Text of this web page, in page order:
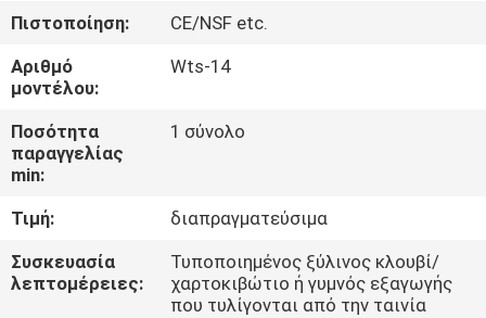
ΓΎΡΟΣ
ΕΡΓΟΣΤΑΣΊΩΝ
ΠΟΙΟΤΙΚΌΣ
ΈΛΕΓΧΟΣ
ΜΑΣ
ΕΛΆΤΕ
Πιστοποίηση:
CE/NSF etc.
Αριθμό
μοντέλου:
Wts-14
Ποσότητα
παραγγελίας
min:
1 σύνολο
Τιμή:
διαπραγματεύσιμα
Συσκευασία
λεπτομέρειες:
Τυποποιημένος ξύλινος κλουβί/
χαρτοκιβώτιο ή γυμνός εξαγωγής
που τυλίγονται από την ταινία